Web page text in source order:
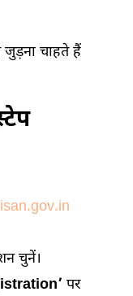
चाहते हैं
चुनें।
पर